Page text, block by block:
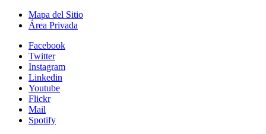
Mapa del Sitio
Área Privada
Facebook
Twitter
Instagram
Linkedin
Youtube
Flickr
Mail
Spotify